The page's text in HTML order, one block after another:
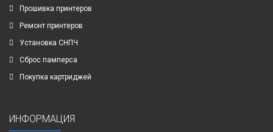
Прошивка принтеров
Ремонт принтеров
Установка СНПЧ
Сброс памперса
Покупка картриджей
ИНФОРМАЦИЯ